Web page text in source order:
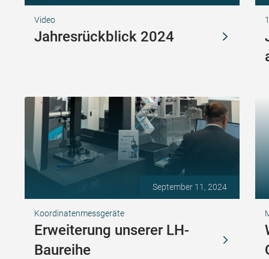
Video
Jahresrückblick 2024
September 11, 2024
Koordinatenmessgeräte
Erweiterung unserer LH-
Baureihe